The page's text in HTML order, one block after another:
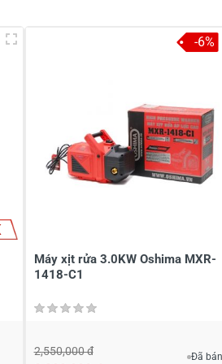
Máy xịt rửa 3.0KW Oshima MXR-
1418-C1
2,550,000 đ Đã
-6%